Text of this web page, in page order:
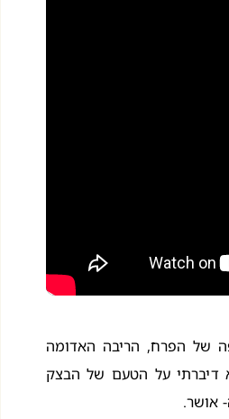
של הפרח, הריבה האדומה
דיברתי על הטעם של הבצק
אושר.